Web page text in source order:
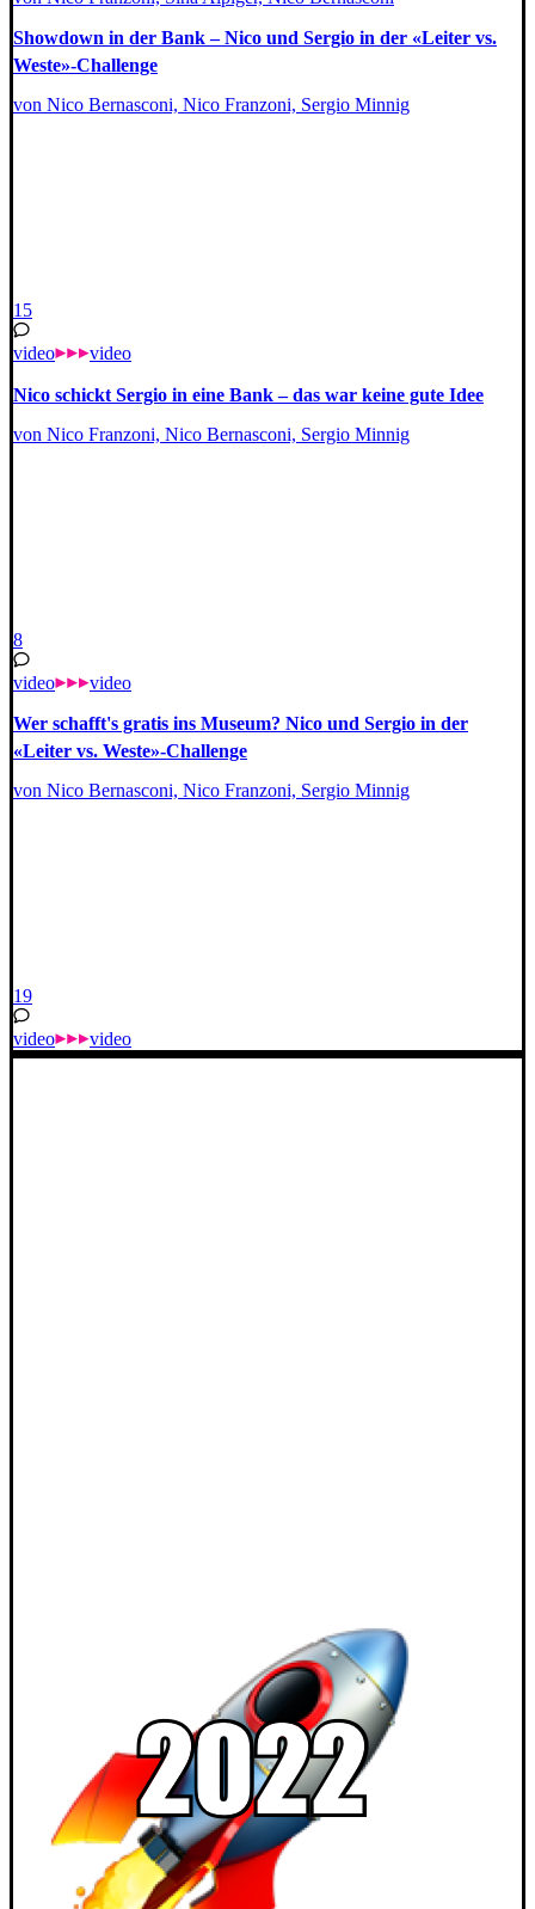
Showdown in der Bank – Nico und Sergio in der «Leiter vs.
Weste»-Challenge
von Nico Bernasconi, Nico Franzoni, Sergio Minnig
15
video video
Nico schickt Sergio in eine Bank – das war keine gute Idee
von Nico Franzoni, Nico Bernasconi, Sergio Minnig
8
video video
Wer schafft's gratis ins Museum? Nico und Sergio in der
«Leiter vs. Weste»-Challenge
von Nico Bernasconi, Nico Franzoni, Sergio Minnig
19
video video